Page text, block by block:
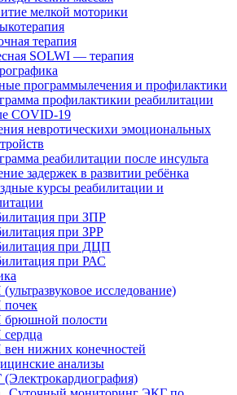
мелкой моторики
терапия
SOLWI — терапия
программылечения и профилактики
профилактикии реабилитации
COVID-19
невротическихи эмоциональных
реабилитации после инсульта
задержек в развитии ребёнка
курсы реабилитации и
при ЗПР
при ЗРР
при ДЦП
при РАС
исследование)
полости
нижних конечностей
анализы